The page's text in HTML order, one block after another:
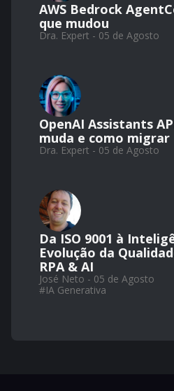
AWS Bedrock
que mudou
Dra. Expert - 05 de Agosto
OpenAI Assistants
muda e como migrar
Dra. Expert - 05 de Agosto
Da ISO 9001 à
Evolução da
RPA & AI
José Neto - 05 de Agosto
#IA Generativa